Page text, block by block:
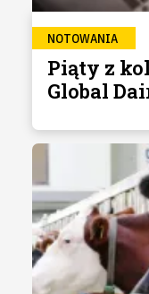
NOTOWANIA
Piąty z
Global